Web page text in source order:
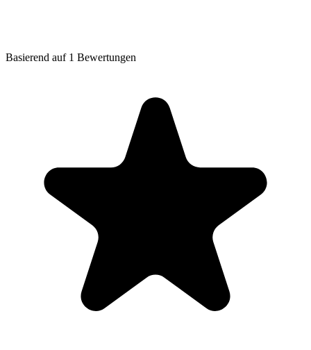
Basierend auf 1 Bewertungen